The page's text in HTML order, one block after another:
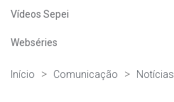
Vídeos Sepei
Webséries
Início Comunicação Notícias